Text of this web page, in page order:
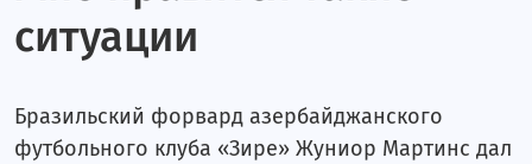
ситуации
Бразильский форвард азербайджанского
футбольного клуба «Зире» Жуниор Мартинс дал